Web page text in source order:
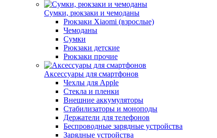
Сумки, рюкзаки и чемоданы
Рюкзаки Xiaomi (взрослые)
Чемоданы
Сумки
Рюкзаки детские
Рюкзаки прочие
Аксессуары для смартфонов
Чехлы для Apple
Стекла и пленки
Внешние аккумуляторы
Стабилизаторы и моноподы
Держатели для телефонов
Беспроводные зарядные устройства
Зарядные устройства